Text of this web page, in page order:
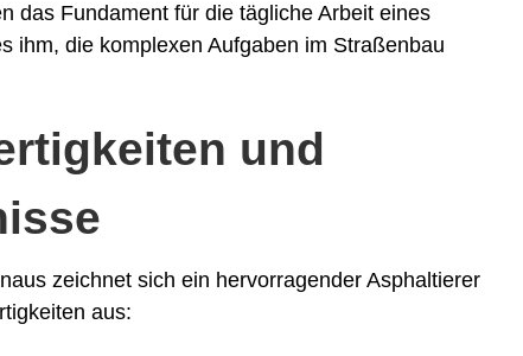
das Fundament für die tägliche Arbeit eines
ihm, die komplexen Aufgaben im Straßenbau
und
zeichnet sich ein hervorragender Asphaltierer
aus: